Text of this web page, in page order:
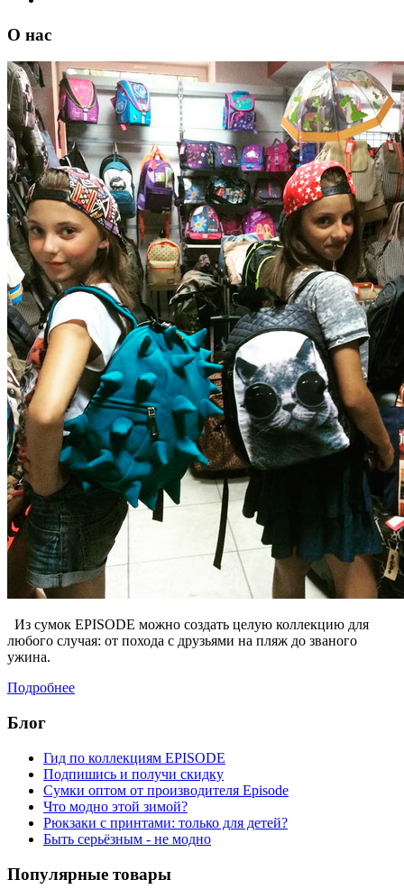
О нас
Из сумок EPISODE можно создать целую коллекцию для
любого случая: от похода с друзьями на пляж до званого
ужина.
Подробнее
Блог
Гид по коллекциям EPISODE
Подпишись и получи скидку
Сумки оптом от производителя Episode
Что модно этой зимой?
Рюкзаки с принтами: только для детей?
Быть серьёзным - не модно
Популярные товары